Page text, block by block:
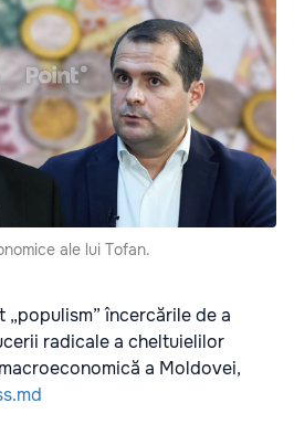
ale lui Tofan.
încercările de a
radicale a cheltuielilor
a Moldovei,